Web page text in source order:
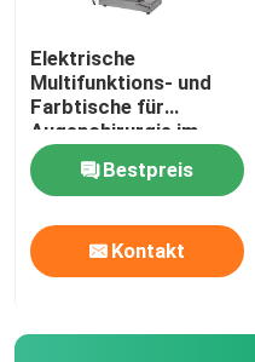
Elektrische
Multifunktions- und
Farbtische für
Augenchirurgie im
Krankenhaus
Bestpreis
Kontakt